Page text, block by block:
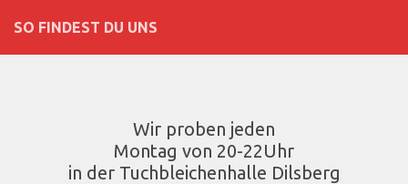
SO FINDEST DU UNS
Wir proben jeden
Montag von 20-22Uhr
in der Tuchbleichenhalle Dilsberg